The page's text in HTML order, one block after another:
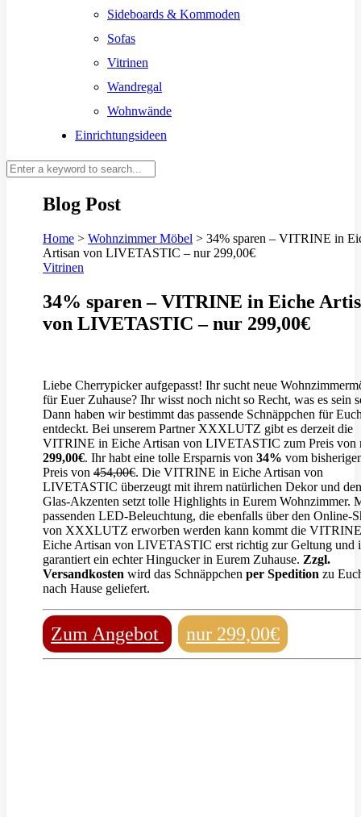
Sideboards & Kommoden
Sofas
Vitrinen
Wandregal
Wohnwände
Einrichtungsideen
Blog Post
Home > Wohnzimmer Möbel > 34% sparen – VITRINE in
Artisan von LIVETASTIC – nur 299,00€
Vitrinen
34% sparen – VITRINE in Eiche
von LIVETASTIC – nur 299,00€
Liebe Cherrypicker aufgepasst! Ihr sucht neue
für Euer Zuhause? Ihr wisst noch nicht so Recht, was es sein
Dann haben wir bestimmt das passende Schnäppchen für
entdeckt. Bei unserem Partner XXXLUTZ gibt es derzeit die
VITRINE in Eiche Artisan von LIVETASTIC zum Preis von
299,00€. Ihr habt eine tolle Ersparnis von 34% vom
Preis von 454,00€. Die VITRINE in Eiche Artisan von
LIVETASTIC überzeugt mit ihrem natürlichen Dekor und den
Glas-Akzenten setzt tolle Highlights in Eurem Wohnzimmer.
passenden LED-Beleuchtung, die ebenfalls über den Online-
von XXXLUTZ erworben werden kann kommt die
Eiche Artisan von LIVETASTIC erst richtig zur Geltung und
garantiert ein echter Hingucker in Eurem Zuhause. Zzgl.
Versandkosten wird das Schnäppchen per Spedition zu
nach Hause geliefert.
Zum Angebot nur 299,00€